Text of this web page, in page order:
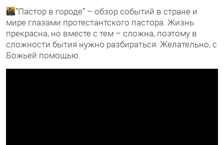
”Пастор в городе” – обзор событий в стране и
мире глазами протестантского пастора. Жизнь
прекрасна, но вместе с тем – сложна, поэтому в
сложности бытия нужно разбираться. Желательно, с
Божьей помощью.